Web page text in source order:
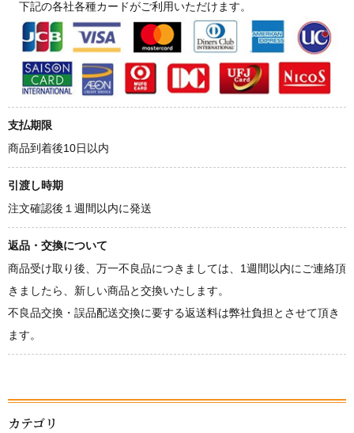
カテゴリ
下記の各社各種カードがご利用いただけます。
支払期限
商品到着後10日以内
引渡し時期
注文確認後１週間以内に発送
返品・交換について
商品受け取り後、万一不良品につきましては、1週間以内にご連絡頂
きましたら、新しい商品と交換いたします。
不良品交換・誤品配送交換に要する返送料は弊社負担とさせて頂き
ます。